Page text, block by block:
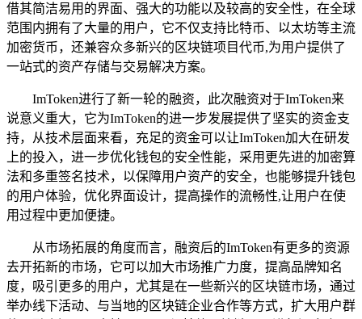
借其简洁易用的界面、强大的功能以及较高的安全性，在全球
范围内拥有了大量的用户，它不仅支持比特币、以太坊等主流
加密货币，还兼容众多新兴的区块链项目代币,为用户提供了
一站式的资产存储与交易解决方案。
ImToken进行了新一轮的融资，此次融资对于ImToken来
说意义重大，它为ImToken的进一步发展提供了坚实的资金支
持，从技术层面来看，充足的资金可以让ImToken加大在研发
上的投入，进一步优化钱包的安全性能，采用更先进的加密算
法和多重签名技术，以保障用户资产的安全，也能够提升钱包
的用户体验，优化界面设计，提高操作的流畅性,让用户在使
用过程中更加便捷。
从市场拓展的角度而言，融资后的ImToken有更多的资源
去开拓新的市场，它可以加大市场推广力度，提高品牌知名
度，吸引更多的用户，尤其是在一些新兴的区块链市场，通过
举办线下活动、与当地的区块链企业合作等方式，扩大用户群